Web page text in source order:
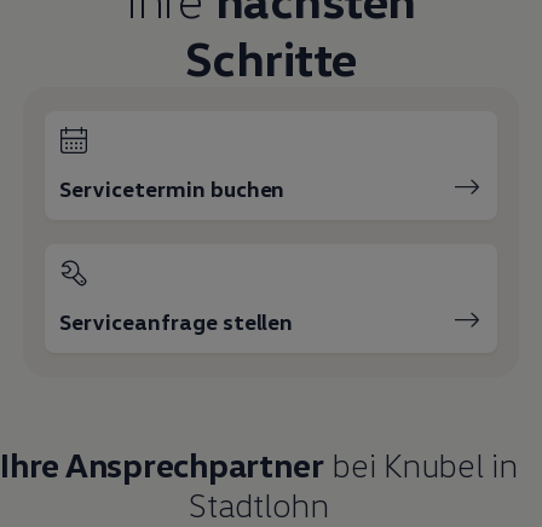
Schritte
Servicetermin buchen
Serviceanfrage stellen
Ihre Ansprechpartnerbei Knubel in
Stadtlohn